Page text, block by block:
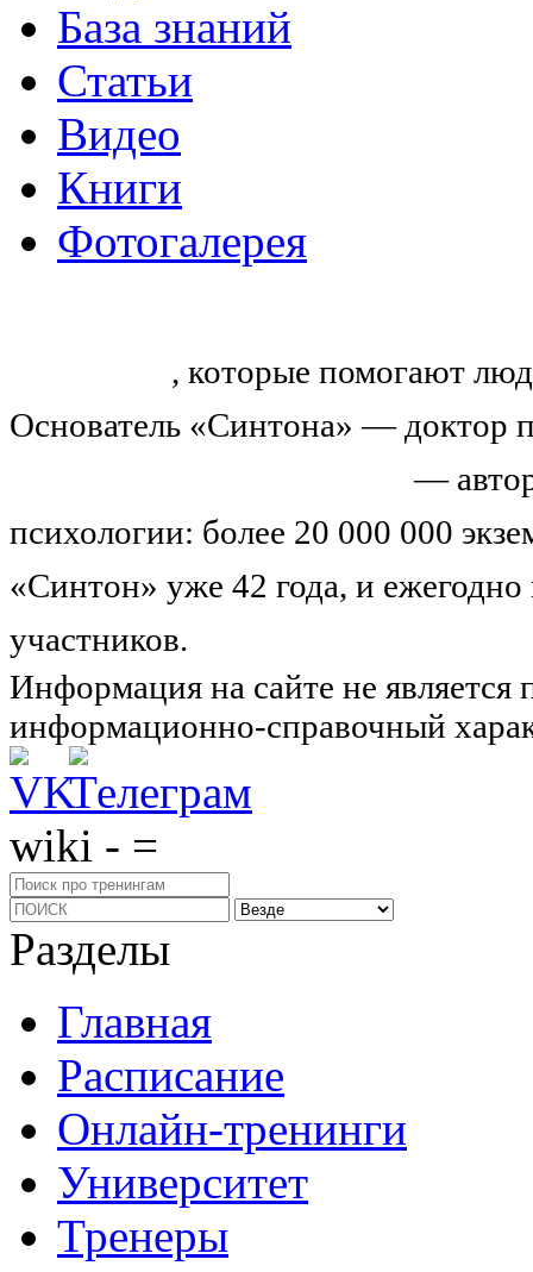
База знаний
Статьи
Видео
Книги
Фотогалерея
, которые помогают
Основатель «Синтона» — доктор
—
психологии: более 20 000 000
«Синтон» уже 42 года, и
участников.
Информация на сайте не
информационно-справочный
wiki - =
Разделы
Главная
Расписание
Онлайн-тренинги
Университет
Тренеры